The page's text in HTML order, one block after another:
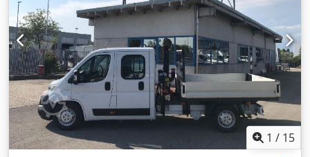
ABS, AdBlue, Android Auto, Apple CarPlay, Bluetooth,
EBS (Elektronički kočni sustav), električno upravljanje
prozorima, elektronički program stabilnosti (ESP), filtar
čestica, klima uređaj, računalo na vozilu, registracija
kamiona, servo upravljač, spojler, središnje
zaključavanje, start-stop sustav, zračni jastuk,
1 / 15